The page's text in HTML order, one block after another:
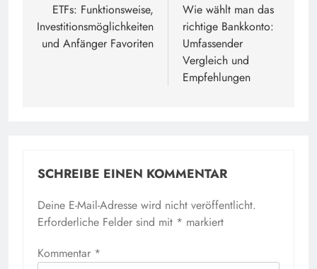
ETFs: Funktionsweise,
Investitionsmöglichkeiten
und Anfänger Favoriten
Wie wählt man das
richtige Bankkonto:
Umfassender
Vergleich und
Empfehlungen
SCHREIBE EINEN KOMMENTAR
Deine E-Mail-Adresse wird nicht veröffentlicht.
Erforderliche Felder sind mit * markiert
Kommentar *